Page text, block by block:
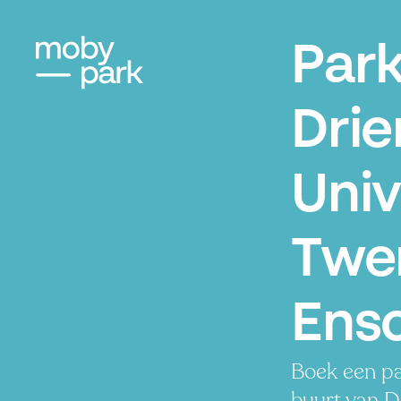
Boek een